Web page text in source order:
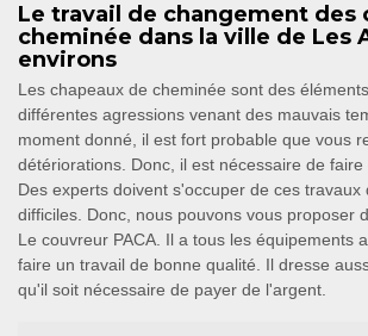
Le travail de changement des
cheminée dans la ville de Les
environs
Les chapeaux de cheminée sont des
différentes agressions venant des mauvais
moment donné, il est fort probable que vous
détériorations. Donc, il est nécessaire de
Des experts doivent s'occuper de ces travaux
difficiles. Donc, nous pouvons vous proposer
Le couvreur PACA. Il a tous les équipements
faire un travail de bonne qualité. Il dresse
qu'il soit nécessaire de payer de l'argent.